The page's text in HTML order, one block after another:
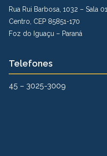
Rua Rui Barbosa, 1032 – Sala 01
Centro, CEP 85851-170
Foz do Iguaçu – Paraná
Telefones
45 – 3025-3009